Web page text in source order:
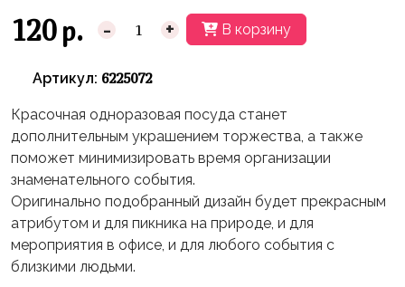
120 р. - + В корзину
Артикул: 6225072
Красочная одноразовая посуда станет
дополнительным украшением торжества, а также
поможет минимизировать время организации
знаменательного события.
Оригинально подобранный дизайн будет прекрасным
атрибутом и для пикника на природе, и для
мероприятия в офисе, и для любого события с
близкими людьми.
Латексные
шары
рисунком
Фольгированные
сердца/
звёзды
Фольга
45
см
Фольга
Я
Рождения
LOVE
День
Влюблённых
Выпускной
1
Синий
Пикачу
Леди
Баг
Три
Кота
Ми-
Контакты
48-
60
zakazsharoff@yandex.ru
г.